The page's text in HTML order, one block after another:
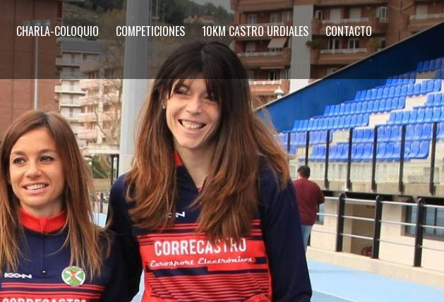
CHARLA-COLOQUIO COMPETICIONES 10KM CASTRO URDIALES CONTACTO